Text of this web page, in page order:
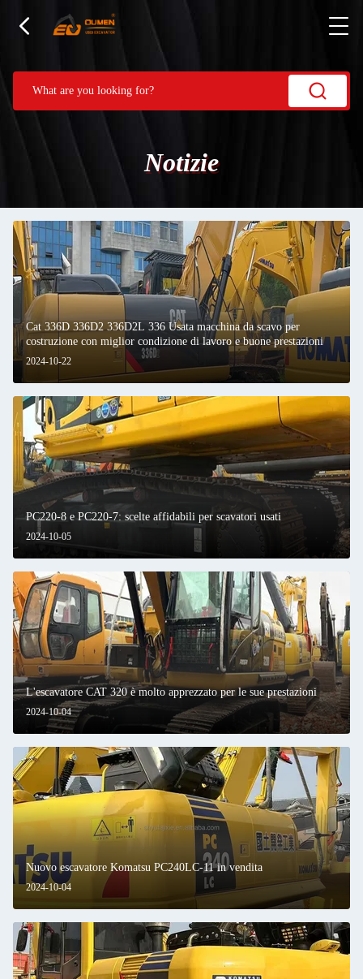
Notizie
2024-10-22
Cat 336D 336D2 336D2L 336 Usata macchina da scavo per
costruzione con miglior condizione di lavoro e buone prestazioni
2024-10-05
PC220-8 e PC220-7: scelte affidabili per scavatori usati
2024-10-04
L'escavatore CAT 320 è molto apprezzato per le sue prestazioni
2024-10-04
Nuovo escavatore Komatsu PC240LC-11 in vendita